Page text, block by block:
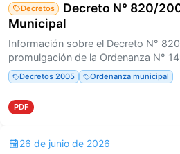
Decretos
Decreto N° 820/
Municipal
Información sobre el Decreto N°
promulgación de la Ordenanza N°
Decretos 2005 Ordenanza municipal
PDF
26 de junio de 2026